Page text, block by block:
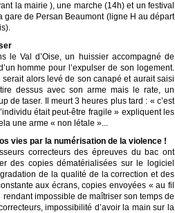
la mairie ), une marche (14h) et un festival
gare de Persan Beaumont (ligne H au départ
le Val d’Oise, un huissier accompagné de
homme pour l’expulser de son logement.
serait alors levé de son canapé et aurait saisi
dessus avec son arme mais le rate, un
de taser. Il meurt 3 heures plus tard : « c’est
était peut-être fragile » expliquent les
une arme « non létale »...
vies par la numérisation de la violence !
correcteurs des épreuves du bac ont
des copies dématérialisées sur le logiciel
de la qualité de la correction et des
aux écrans, copies envoyées « au fil
impossible de maîtriser son temps de
impossibilité d’avoir la main sur la